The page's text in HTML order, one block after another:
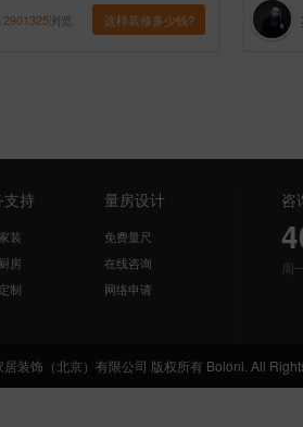
2901325浏览 这样装修多少钱?
支持
装
房
制
量房设计
免费量尺
在线咨询
网络申请
咨
周
装饰（北京）有限公司 版权所有 Boloni. All